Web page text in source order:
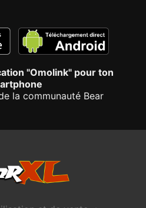
"Omolink" pour ton
la communauté Bear